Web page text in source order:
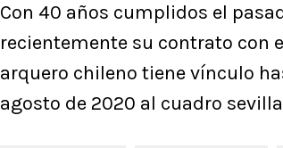
Con 40 años cumplidos el
recientemente su contrato con
arquero chileno tiene vínculo
agosto de 2020 al cuadro